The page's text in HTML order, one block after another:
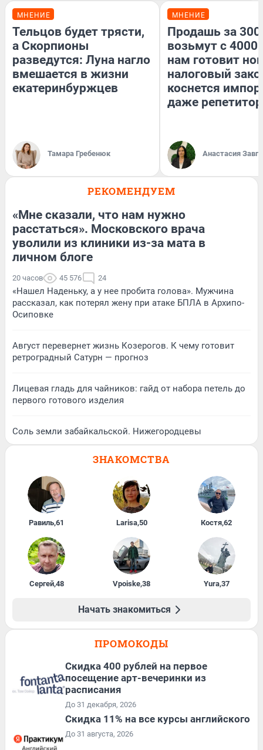
МНЕНИЕ
Тельцов будет трясти,
а Скорпионы
разведутся: Луна нагло
вмешается в жизни
екатеринбуржцев
Тамара Гребенюк
МНЕНИЕ
Продашь за
возьмут с
нам готовит
налоговый
коснется
даже
Анастасия
РЕКОМЕНДУЕМ
«Мне сказали, что нам нужно
расстаться». Московского врача
уволили из клиники из-за мата в
личном блоге
20 часов 45 576 24
«Нашел Наденьку, а у нее пробита голова». Мужчина
рассказал, как потерял жену при атаке БПЛА в Архипо-
Осиповке
Август перевернет жизнь Козерогов. К чему готовит
ретроградный Сатурн — прогноз
Лицевая гладь для чайников: гайд от набора петель до
первого готового изделия
Соль земли забайкальской. Нижегородцевы
ЗНАКОМСТВА
Равиль,61 Larisa,50 Костя,62
Сергей,48 Vpoiske,38 Yura,37
Начать знакомиться
ПРОМОКОДЫ
Cкидка 400 рублей на первое
посещение арт-вечеринки из
расписания
До 31 декабря, 2026
Скидка 11% на все курсы английского
До 31 августа, 2026